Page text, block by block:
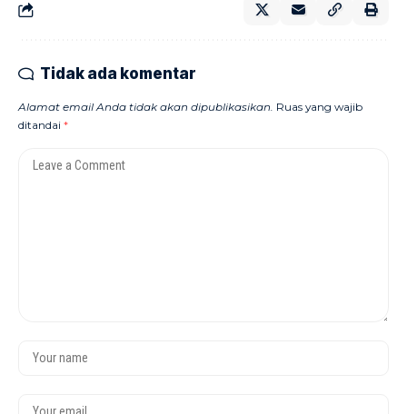
Tidak ada komentar
Alamat email Anda tidak akan dipublikasikan. Ruas yang wajib
ditandai *